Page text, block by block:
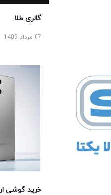
گالری طلا
07 مرداد 1405
خرید گوشی